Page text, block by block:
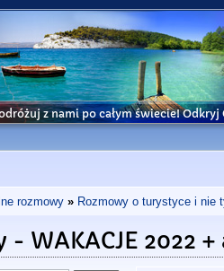
z nami po całym świecie!
rozmowy » Rozmowy o turystyce i nie
WAKACJE 2022